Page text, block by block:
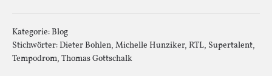
Kategorie:Blog
Stichwörter:Dieter Bohlen, Michelle Hunziker, RTL, Supertalent,
Tempodrom, Thomas Gottschalk